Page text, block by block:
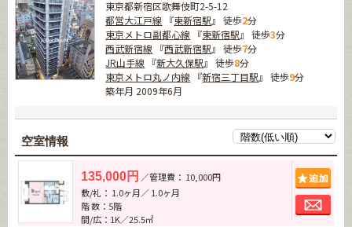
東京都新宿区歌舞伎町2-5-12
都営大江戸線 『東新宿駅』 徒歩2分
東京メトロ副都心線 『東新宿駅』 徒歩3分
西武新宿線 『西武新宿駅』 徒歩7分
JR山手線 『新大久保駅』 徒歩8分
東京メトロ丸ノ内線 『新宿三丁目駅』 徒歩9分
築年月 2009年6月
空室情報
135,000円 ／管理費： 10,000円
敷/礼： 1.0ヶ月／ 1.0ヶ月
階 数：5階
間/広：1K／25.5㎡